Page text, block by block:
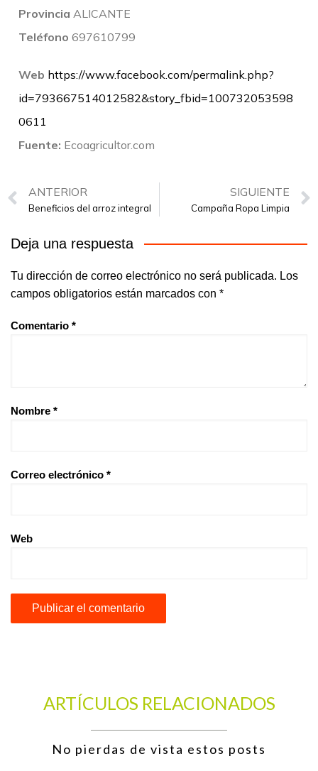
Provincia ALICANTE
Teléfono 697610799
Web https://www.facebook.com/permalink.php?
id=793667514012582&story_fbid=100732053598
0611
Fuente: Ecoagricultor.com
ANTERIOR
Beneficios del arroz integral
SIGUIENTE
Campaña Ropa Limpia
Deja una respuesta
Tu dirección de correo electrónico no será publicada. Los
campos obligatorios están marcados con *
Comentario *
Nombre *
Correo electrónico *
Web
ARTÍCULOS RELACIONADOS
No pierdas de vista estos posts